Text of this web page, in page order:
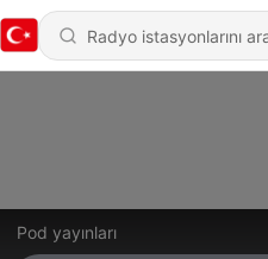
Pod yayınları